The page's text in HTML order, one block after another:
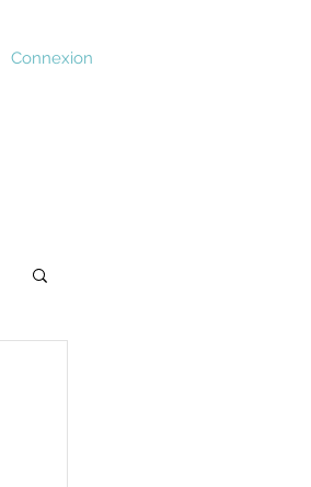
Connexion